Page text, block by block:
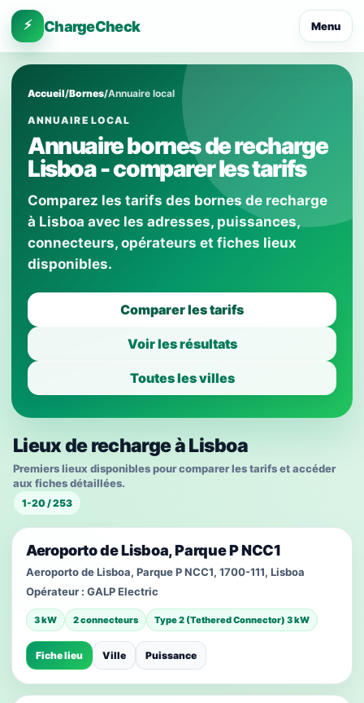
⚡ ChargeCheck Menu
Accueil/Bornes/Annuaire local
ANNUAIRE LOCAL
Annuaire bornes de recharge
Lisboa - comparer les tarifs
Comparez les tarifs des bornes de recharge
à Lisboa avec les adresses, puissances,
connecteurs, opérateurs et fiches lieux
disponibles.
Comparer les tarifs
Voir les résultats
Toutes les villes
Lieux de recharge à Lisboa
Premiers lieux disponibles pour comparer les tarifs et accéder
aux fiches détaillées.
1-20 / 253
Aeroporto de Lisboa, Parque P NCC1
Aeroporto de Lisboa, Parque P NCC1, 1700-111, Lisboa
Opérateur : GALP Electric
3 kW 2 connecteurs Type 2 (Tethered Connector) 3 kW
Fiche lieu Ville Puissance